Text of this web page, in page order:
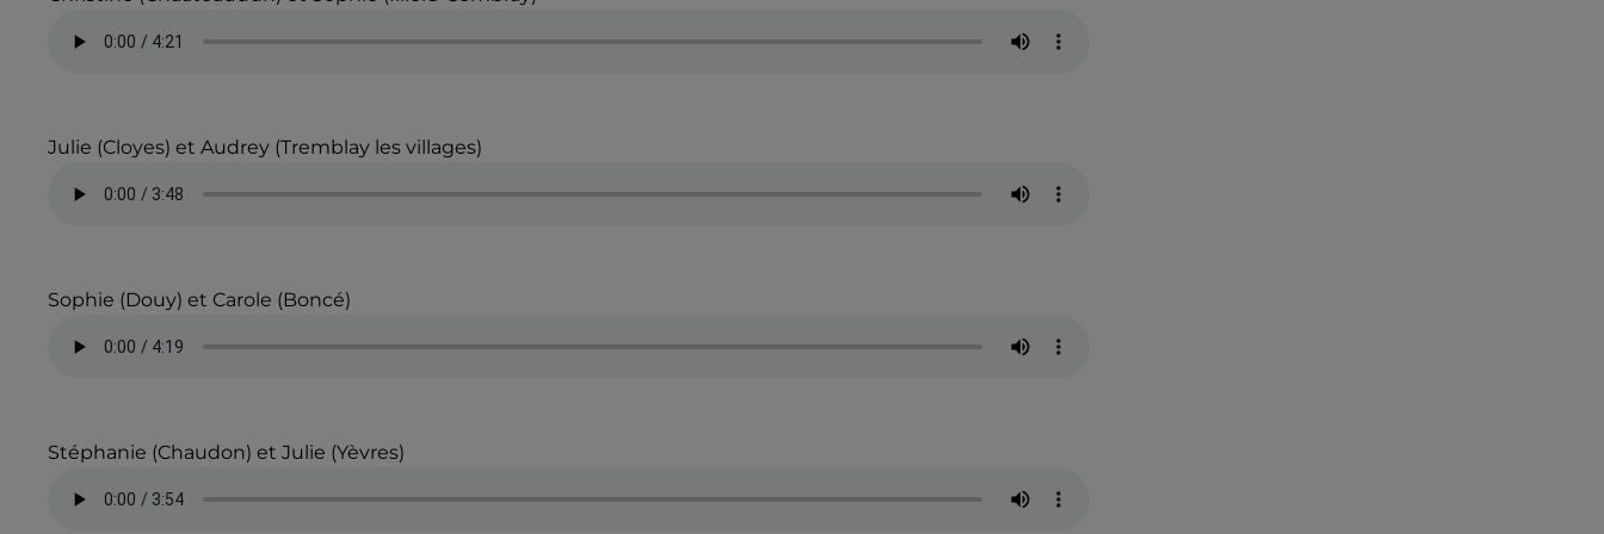
Julie (Cloyes) et Audrey (Tremblay les villages)
Sophie (Douy) et Carole (Boncé)
Stéphanie (Chaudon) et Julie (Yèvres)